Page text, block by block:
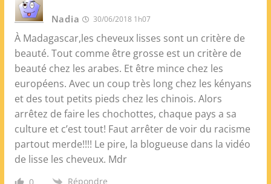
Nadia 30/06/2018 1h07
À Madagascar,les cheveux lisses sont un critère de
beauté. Tout comme être grosse est un critère de
beauté chez les arabes. Et être mince chez les
européens. Avec un coup très long chez les kényans
et des tout petits pieds chez les chinois. Alors
arrêtez de faire les chochottes, chaque pays a sa
culture et c’est tout! Faut arrêter de voir du racisme
partout merde!!!! Le pire, la blogueuse dans la vidéo
de lisse les cheveux. Mdr
Répondre